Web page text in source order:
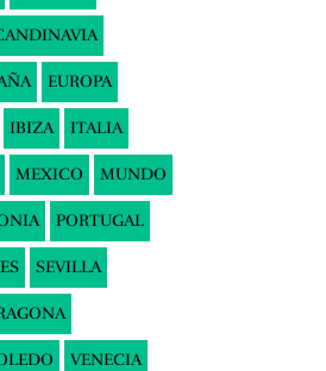
EUROPA
IBIZA ITALIA
MEXICO MUNDO
PORTUGAL
SEVILLA
VENECIA